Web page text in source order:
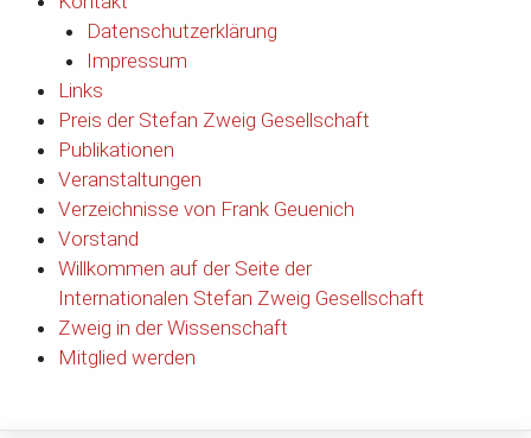
Datenschutzerklärung
Impressum
Links
Preis der Stefan Zweig Gesellschaft
Publikationen
Veranstaltungen
Verzeichnisse von Frank Geuenich
Vorstand
Willkommen auf der Seite der
Internationalen Stefan Zweig Gesellschaft
Zweig in der Wissenschaft
Mitglied werden